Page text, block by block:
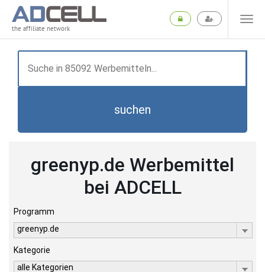
the affiliate network
suchen
greenyp.de Werbemittel
bei ADCELL
Programm
greenyp.de
Kategorie
alle Kategorien